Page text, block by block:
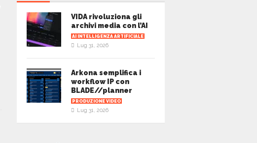
VIDA rivoluziona gli
archivi media con l’AI
AI INTELLIGENZA ARTIFICIALE
Lug 31, 2026
Arkona semplifica i
workflow IP con
BLADE//planner
PRODUZIONE VIDEO
Lug 31, 2026